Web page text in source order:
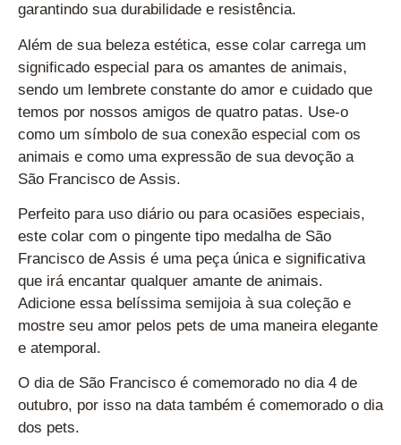
garantindo sua durabilidade e resistência.
Além de sua beleza estética, esse colar carrega um
significado especial para os amantes de animais,
sendo um lembrete constante do amor e cuidado que
temos por nossos amigos de quatro patas. Use-o
como um símbolo de sua conexão especial com os
animais e como uma expressão de sua devoção a
São Francisco de Assis.
Perfeito para uso diário ou para ocasiões especiais,
este colar com o pingente tipo medalha de São
Francisco de Assis é uma peça única e significativa
que irá encantar qualquer amante de animais.
Adicione essa belíssima semijoia à sua coleção e
mostre seu amor pelos pets de uma maneira elegante
e atemporal.
O dia de São Francisco é comemorado no dia 4 de
outubro, por isso na data também é comemorado o dia
dos pets.